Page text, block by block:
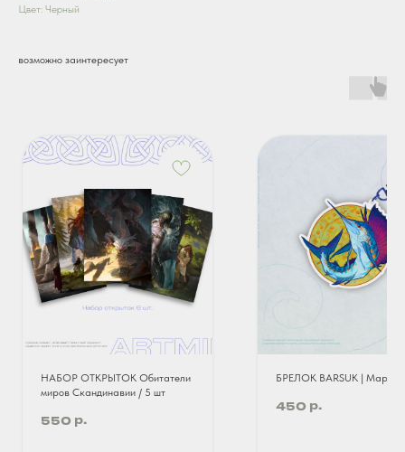
Цвет: Черный
возможно заинтересует
НАБОР ОТКРЫТОК Обитатели
миров Скандинавии / 5 шт
550 р.
БРЕЛОК BARSUK | Марлин
450 р.